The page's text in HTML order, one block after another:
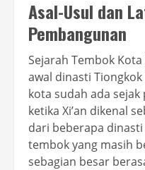
Asal-Usul dan
Pembangunan
Sejarah Tembok
awal dinasti
kota sudah ada
ketika Xi’an dikenal
dari beberapa
tembok yang masih
sebagian besar